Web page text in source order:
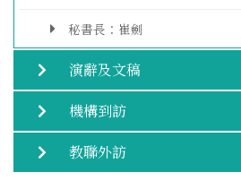
秘書長：崔劍
演辭及文稿
機構到訪
教聯外訪